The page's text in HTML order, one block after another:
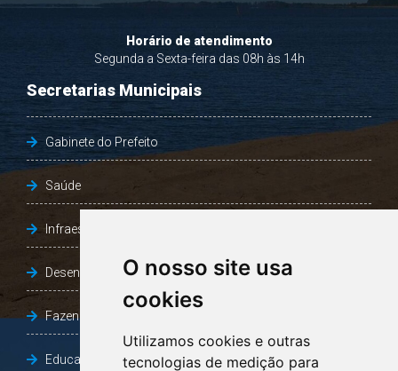
O nosso site usa
cookies
Utilizamos cookies e outras
tecnologias de medição para
Horário de atendimento
Segunda a Sexta-feira das 08h às 14h
Secretarias Municipais
Gabinete do Prefeito
Saúde
Infraestrutura, Agricultura e Meio Ambiente
Desenvolvimento Social
Fazenda e Desenvolvimento Econômico
Educação